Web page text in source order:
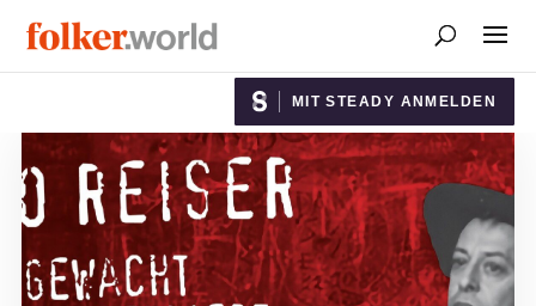
MIT STEADY ANMELDEN